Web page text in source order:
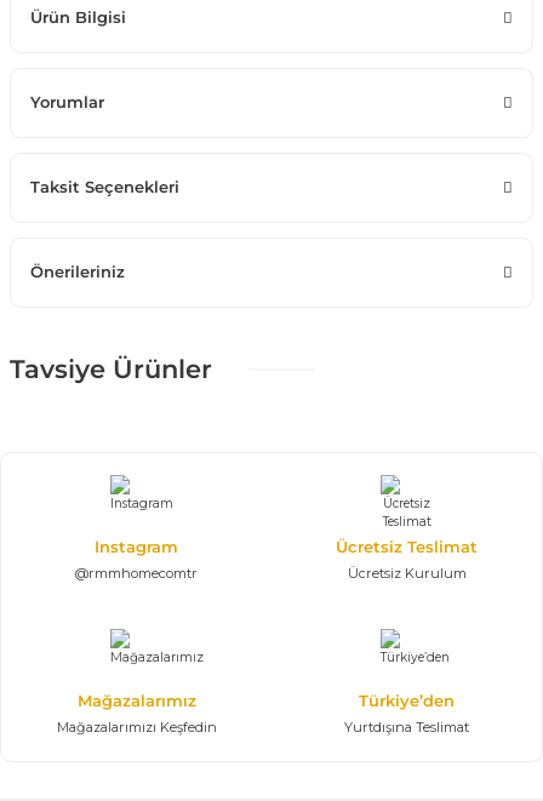
Ürün Bilgisi
Yorumlar
Taksit Seçenekleri
Önerileriniz
Tavsiye Ürünler
%25 + %10
186.435,00 TL
Modern Köşe Koltuk Modelleri
%25 + %10
Instagram
@rmmhomecomtr
Ücretsiz Teslimat
Ücretsiz Kurulum
Mağazalarımız
Mağazalarımızı Keşfedin
Türkiye’den
Yurtdışına Teslimat